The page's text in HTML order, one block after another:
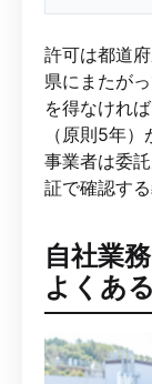
許可は都道
県にまたが
を得なけれ
（原則5年
事業者は委
証で確認す
自社業
よくあ